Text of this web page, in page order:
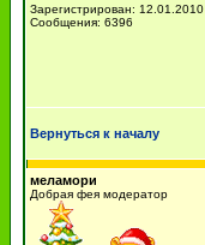
Зарегистрирован: 12.01.2010
Сообщения: 6396
Вернуться к началу
меламори
Добрая фея модератор